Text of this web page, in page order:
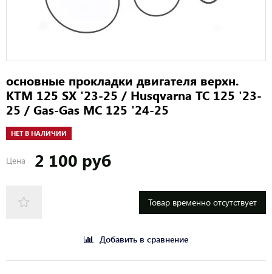
основные прокладки двигателя верхн.
KTM 125 SX '23-25 / Husqvarna TC 125 '23-
25 / Gas-Gas MC 125 '24-25
НЕТ В НАЛИЧИИ
Цена 2 100 руб
Товар временно отсутствует
Добавить в сравнение